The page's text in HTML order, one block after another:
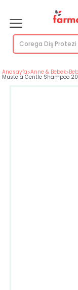
Anasayfa>Anne & Bebek>
Mustela Gentle Shampoo